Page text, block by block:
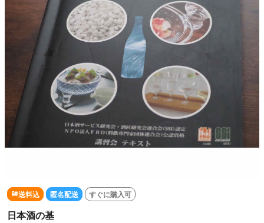
送料込 匿名配送 すぐに購入可
日本酒の基